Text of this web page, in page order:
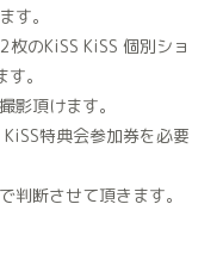
す。
のKiSS KiSS 個別ショ
。
影頂けます。
特典会参加券を必要
判断させて頂きます。